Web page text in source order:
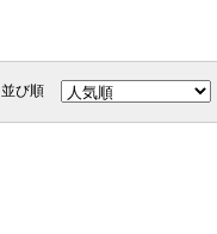
並び順